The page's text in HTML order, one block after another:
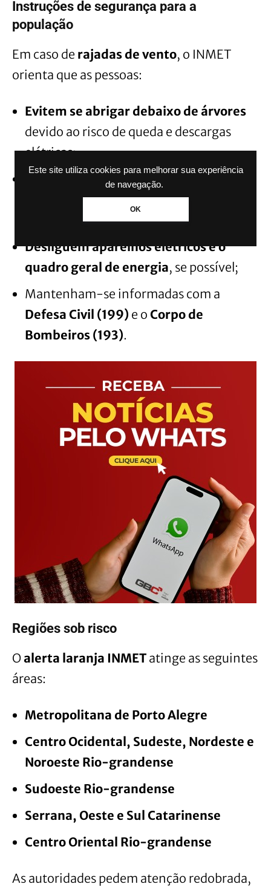
Este site utiliza cookies para melhorar sua experiência
de navegação.
OK
Instruções de segurança para a
população
Em caso de rajadas de vento, o INMET
orienta que as pessoas:
Evitem se abrigar debaixo de árvores
devido ao risco de queda e descargas
elétricas;
Não estacionem veículos próximos a
torres de transmissão ou placas de
propaganda;
Desliguem aparelhos elétricos e o
quadro geral de energia, se possível;
Mantenham-se informadas com a
Defesa Civil (199) e o Corpo de
Bombeiros (193).
Regiões sob risco
O alerta laranja INMET atinge as seguintes
áreas:
Metropolitana de Porto Alegre
Centro Ocidental, Sudeste, Nordeste e
Noroeste Rio-grandense
Sudoeste Rio-grandense
Serrana, Oeste e Sul Catarinense
Centro Oriental Rio-grandense
As autoridades pedem atenção redobrada,